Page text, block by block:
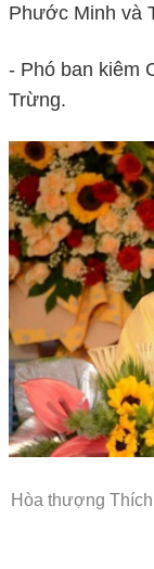
Phước Minh và
- Phó ban kiêm
Trừng.
Hòa thượng